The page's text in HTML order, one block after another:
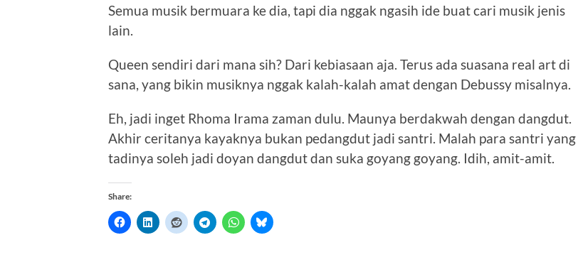
Semua musik bermuara ke dia, tapi dia nggak ngasih ide buat cari musik jenis
lain.
Queen sendiri dari mana sih? Dari kebiasaan aja. Terus ada suasana real art di
sana, yang bikin musiknya nggak kalah-kalah amat dengan Debussy misalnya.
Eh, jadi inget Rhoma Irama zaman dulu. Maunya berdakwah dengan dangdut.
Akhir ceritanya kayaknya bukan pedangdut jadi santri. Malah para santri yang
tadinya soleh jadi doyan dangdut dan suka goyang goyang. Idih, amit-amit.
Share: